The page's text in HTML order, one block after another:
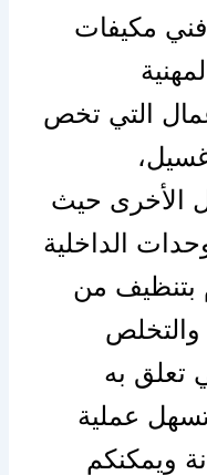
فني مكيفات
التي تخص
الأخرى حيث
الداخلية
بتنظيف من
تعلق به
عملية
ويمكنكم